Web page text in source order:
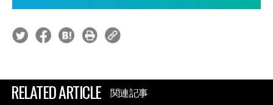
RELATED ARTICLE 関連記事